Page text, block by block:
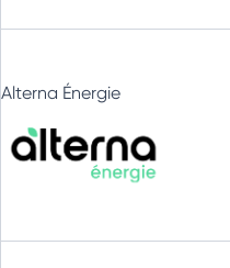
Alterna Énergie